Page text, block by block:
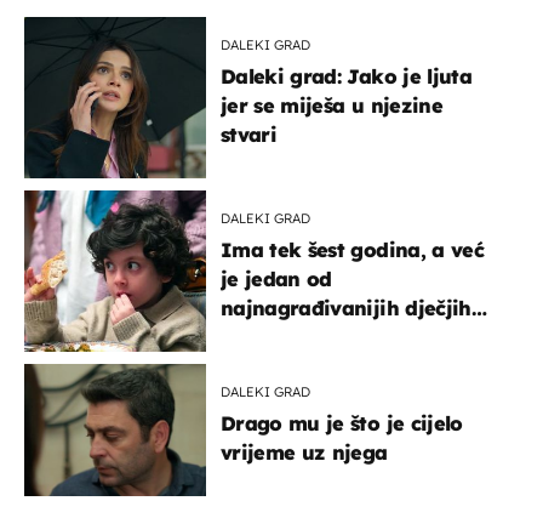
DALEKI GRAD
Daleki grad: Jako je ljuta
jer se miješa u njezine
stvari
DALEKI GRAD
Ima tek šest godina, a već
je jedan od
najnagrađivanijih dječjih
DALEKI GRAD
Drago mu je što je cijelo
vrijeme uz njega